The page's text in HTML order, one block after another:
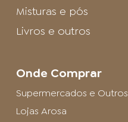
Misturas e pós
Livros e outros
Onde Comprar
Supermercados e Outros
Lojas Arosa